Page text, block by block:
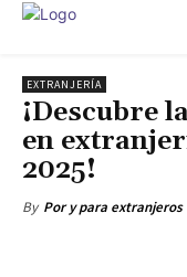
EXTRANJERÍA
¡Descubre
en
2025!
By Por y para extranjeros